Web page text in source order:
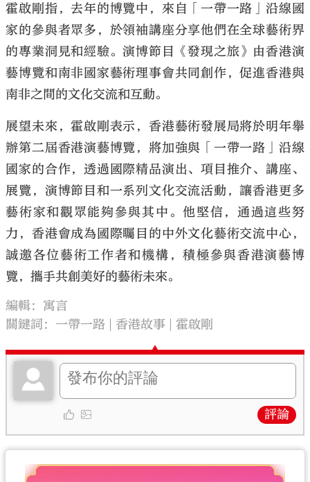
霍啟剛指，去年的博覽中，來自「一帶一路」沿線國
家的參與者眾多，於領袖講座分享他們在全球藝術界
的專業洞見和經驗。演博節目《發現之旅》由香港演
藝博覽和南非國家藝術理事會共同創作，促進香港與
南非之間的文化交流和互動。
展望未來，霍啟剛表示，香港藝術發展局將於明年舉
辦第二屆香港演藝博覽，將加強與「一帶一路」沿線
國家的合作，透過國際精品演出、項目推介、講座、
展覽，演博節目和一系列文化交流活動，讓香港更多
藝術家和觀眾能夠參與其中。他堅信，通過這些努
力，香港會成為國際矚目的中外文化藝術交流中心，
誠邀各位藝術工作者和機構，積極參與香港演藝博
覽，攜手共創美好的藝術未來。
編輯：寓言
關鍵詞： 一帶一路 香港故事 霍啟剛
評論